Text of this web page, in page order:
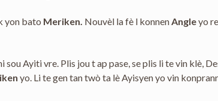
yon bato Meriken. Nouvèl la fè l konnenAngleyo
Ayiti vre. Plis jou t ap pase, se plis li te vin klè,
yo. Li te gen tan twò ta lè Ayisyen yo vin